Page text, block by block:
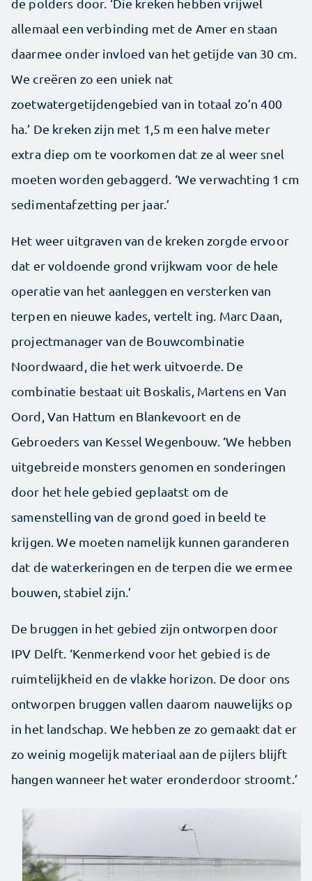
de polders door. ‘Die kreken hebben vrijwel
allemaal een verbinding met de Amer en staan
daarmee onder invloed van het getijde van 30 cm.
We creëren zo een uniek nat
zoetwatergetijdengebied van in totaal zo’n 400
ha.’ De kreken zijn met 1,5 m een halve meter
extra diep om te voorkomen dat ze al weer snel
moeten worden gebaggerd. ‘We verwachting 1 cm
sedimentafzetting per jaar.’
Het weer uitgraven van de kreken zorgde ervoor
dat er voldoende grond vrijkwam voor de hele
operatie van het aanleggen en versterken van
terpen en nieuwe kades, vertelt ing. Marc Daan,
projectmanager van de Bouwcombinatie
Noordwaard, die het werk uitvoerde. De
combinatie bestaat uit Boskalis, Martens en Van
Oord, Van Hattum en Blankevoort en de
Gebroeders van Kessel Wegenbouw. ‘We hebben
uitgebreide monsters genomen en sonderingen
door het hele gebied geplaatst om de
samenstelling van de grond goed in beeld te
krijgen. We moeten namelijk kunnen garanderen
dat de waterkeringen en de terpen die we ermee
bouwen, stabiel zijn.’
De bruggen in het gebied zijn ontworpen door
IPV Delft. ‘Kenmerkend voor het gebied is de
ruimtelijkheid en de vlakke horizon. De door ons
ontworpen bruggen vallen daarom nauwelijks op
in het landschap. We hebben ze zo gemaakt dat er
zo weinig mogelijk materiaal aan de pijlers blijft
hangen wanneer het water eronderdoor stroomt.’